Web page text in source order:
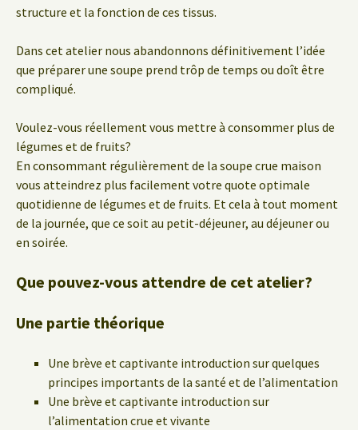
structure et la fonction de ces tissus.
Dans cet atelier nous abandonnons définitivement l’idée
que préparer une soupe prend trôp de temps ou doît être
compliqué.
Voulez-vous réellement vous mettre à consommer plus de
légumes et de fruits?
En consommant régulièrement de la soupe crue maison
vous atteindrez plus facilement votre quote optimale
quotidienne de légumes et de fruits. Et cela à tout moment
de la journée, que ce soit au petit-déjeuner, au déjeuner ou
en soirée.
Que pouvez-vous attendre de cet atelier?
Une partie théorique
Une brève et captivante introduction sur quelques
principes importants de la santé et de l’alimentation
Une brève et captivante introduction sur
l’alimentation crue et vivante